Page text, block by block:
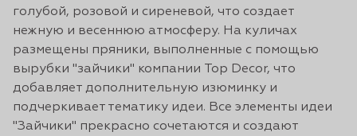
голубой, розовой и сиреневой, что создает
нежную и весеннюю атмосферу. На куличах
размещены пряники, выполненные с помощью
вырубки "зайчики" компании Top Decor, что
добавляет дополнительную изюминку и
подчеркивает тематику идеи. Все элементы идеи
"Зайчики" прекрасно сочетаются и создают